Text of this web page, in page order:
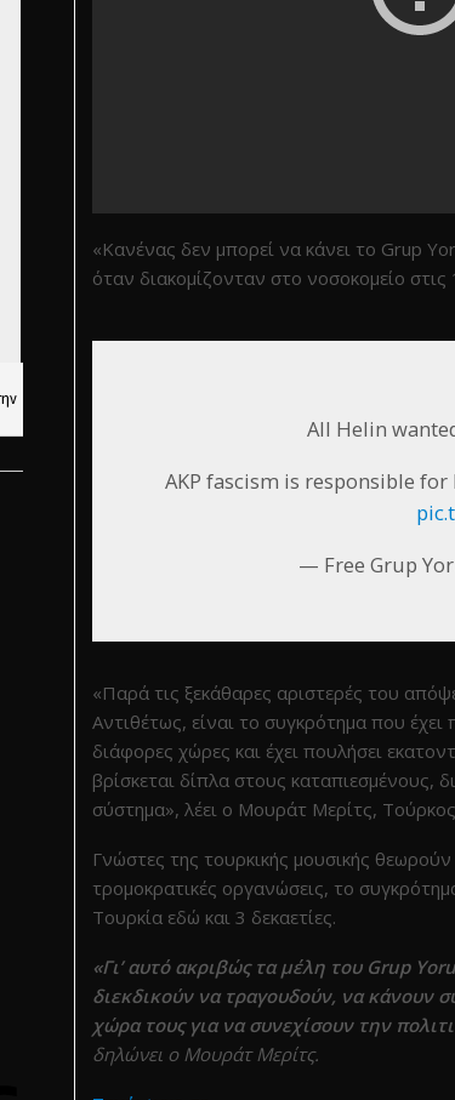
«Κανένας δεν μπορεί να κάνει το Grup
όταν διακομίζονταν στο νοσοκομείο
All Helin
AKP fascism is responsible
— Free Grup
«Παρά τις ξεκάθαρες αριστερές του
Αντιθέτως, είναι το συγκρότημα που
διάφορες χώρες και έχει πουλήσει
βρίσκεται δίπλα στους καταπιεσμένους,
σύστημα», λέει ο Μουράτ Μερίτς,
Γνώστες της τουρκικής μουσικής
τρομοκρατικές οργανώσεις, το
Τουρκία εδώ και 3 δεκαετίες.
«Γι’ αυτό ακριβώς τα μέλη του Grup
διεκδικούν να τραγουδούν, να κάνουν
χώρα τους για να συνεχίσουν την
δηλώνει ο Μουράτ Μερίτς.